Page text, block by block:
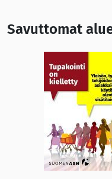
Savuttomat